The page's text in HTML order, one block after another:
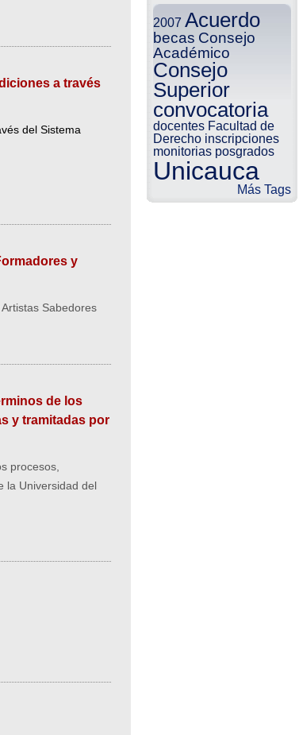
a través
del Sistema
y
Sabedores
de los
y tramitadas por
procesos,
la Universidad del
2007 Acuerdo
becas Consejo
Académico
Consejo
Superior
convocatoria
docentes Facultad de
Derecho inscripciones
monitorias posgrados
Unicauca
Más Tags